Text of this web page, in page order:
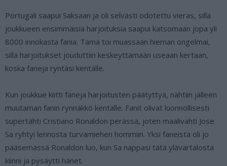
Portugali saapui Saksaan ja oli selvästi odotettu vieras, sillä
joukkueen ensimmäisiä harjoituksia saapui katsomaan jopa yli
8000 innokasta fania. Tämä toi muassaan hieman ongelmai,
sillä harjoitukset jouduttiin keskeyttämään useaan kertaan,
koska faneja ryntäsi kentälle.
Kun joukkue kiitti faneja harjoitusten päätyttyä, nähtiin jälleen
muutaman fanin rynnäkkö kentälle. Fanit olivat luonnollisesti
supertähti Cristiano Ronaldon perässä, joten maalivahti Jose
Sa ryhtyi lennosta turvamiehen hommiin. Yksi faneista oli jo
pääsemässä Ronaldon luo, kun Sa nappasi tätä ylävartalosta
kiinni ja pysäytti hänet.